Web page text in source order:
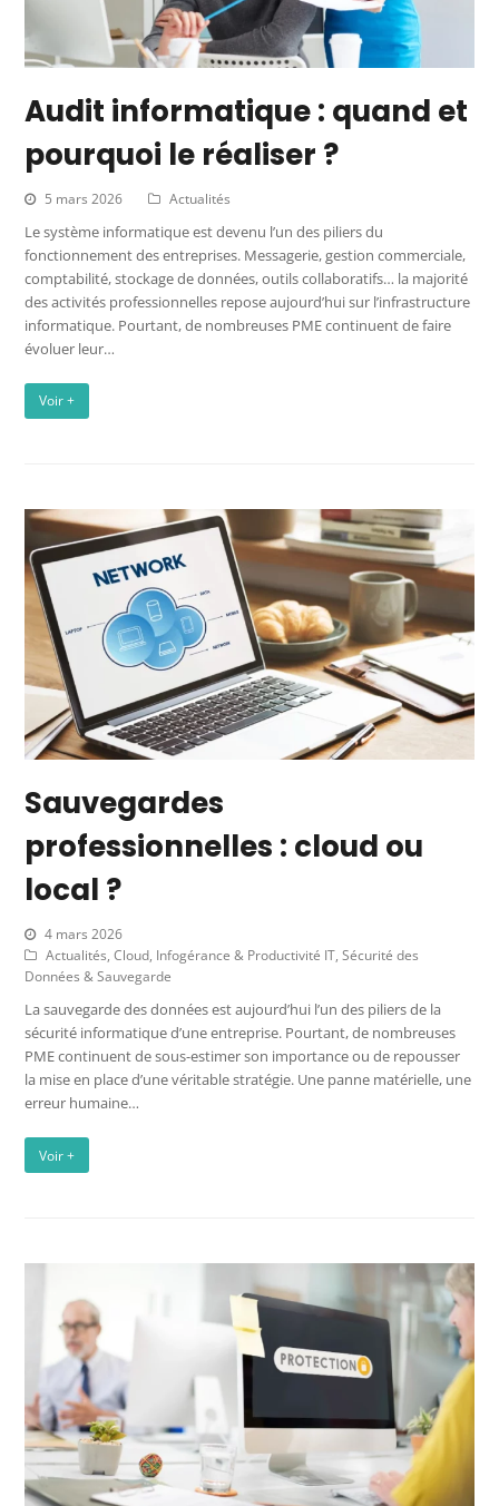
Audit informatique : quand et
pourquoi le réaliser ?
5 mars 2026 Actualités
Le système informatique est devenu l’un des piliers du
fonctionnement des entreprises. Messagerie, gestion commerciale,
comptabilité, stockage de données, outils collaboratifs… la majorité
des activités professionnelles repose aujourd’hui sur l’infrastructure
informatique. Pourtant, de nombreuses PME continuent de faire
évoluer leur…
Voir +
Sauvegardes
professionnelles : cloud ou
local ?
4 mars 2026
Actualités, Cloud, Infogérance & Productivité IT, Sécurité des
Données & Sauvegarde
La sauvegarde des données est aujourd’hui l’un des piliers de la
sécurité informatique d’une entreprise. Pourtant, de nombreuses
PME continuent de sous-estimer son importance ou de repousser
la mise en place d’une véritable stratégie. Une panne matérielle, une
erreur humaine…
Voir +